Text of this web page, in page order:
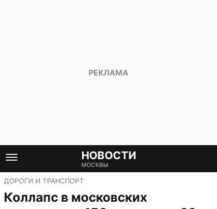
НОВОСТИ
МОСКВЫ
ДОРОГИ И ТРАНСПОРТ
Коллапс в московских